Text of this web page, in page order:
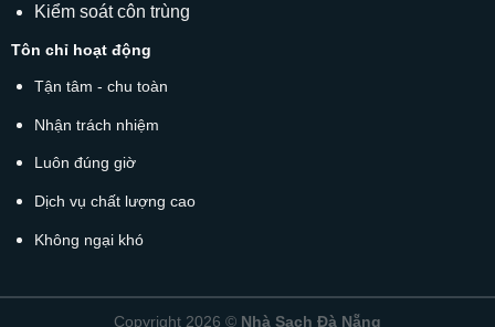
Kiểm soát côn trùng
Tôn chỉ hoạt động
Tận tâm - chu toàn
Nhận trách nhiệm
Luôn đúng giờ
Dịch vụ chất lượng cao
Không ngại khó
Copyright 2026 © Nhà Sạch Đà Nẵng